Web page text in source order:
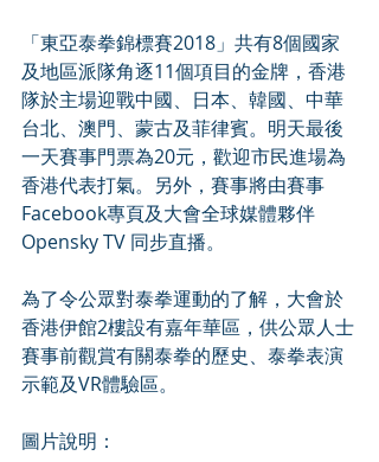
「東亞泰拳錦標賽2018」共有8個國家
及地區派隊角逐11個項目的金牌，香港
隊於主場迎戰中國、日本、韓國、中華
台北、澳門、蒙古及菲律賓。明天最後
一天賽事門票為20元，歡迎市民進場為
香港代表打氣。另外，賽事將由賽事
Facebook專頁及大會全球媒體夥伴
Opensky TV 同步直播。
為了令公眾對泰拳運動的了解，大會於
香港伊館2樓設有嘉年華區，供公眾人士
賽事前觀賞有關泰拳的歷史、泰拳表演
示範及VR體驗區。
圖片說明：